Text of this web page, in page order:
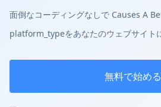
面倒なコーディングなしで Causes A
platform_typeをあなたのウェブサイト
無料で始める